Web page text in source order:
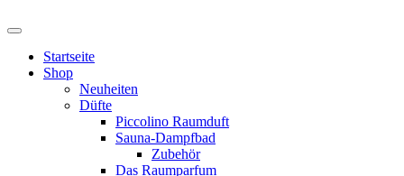
Startseite
Shop
Neuheiten
Düfte
Piccolino Raumduft
Sauna-Dampfbad
Zubehör
Das Raumparfum